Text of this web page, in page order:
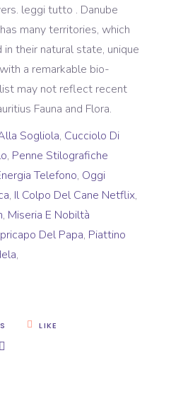
leggi tutto . Danube
many territories, which
in their natural state, unique
a remarkable bio-
may not reflect recent
Fauna and Flora.
Sogliola, Cucciolo Di
, Penne Stilografiche
Telefono, Oggi
, Il Colpo Del Cane Netflix,
, Miseria E Nobiltà
Del Papa, Piattino
,
LIKE